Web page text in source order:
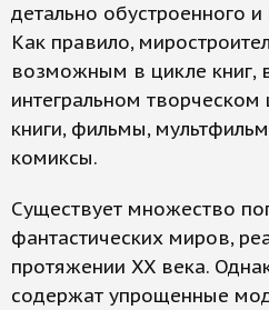
детально обустроенного
Как правило,
возможным в цикле книг,
интегральном творческом
книги, фильмы,
комиксы.
Существует множество
фантастических миров,
протяжении XX века.
содержат упрощенные